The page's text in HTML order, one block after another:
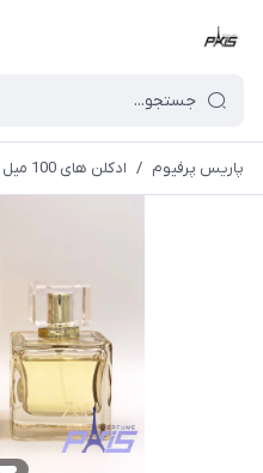
پاریس پرفیوم / ادکلن های 100 میل